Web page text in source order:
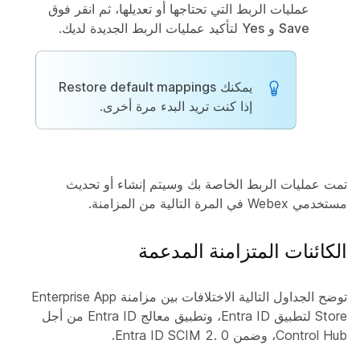
عمليات الربط التي تحتاجها أو تعديلها، ثم انقر فوق
Save و Yes لتأكيد عمليات الربط الجديدة لديك.
يمكنك Restore default mappings
إذا كنت تريد البدء مرة أخرى.
تمت عمليات الربط الخاصة بك وسيتم إنشاء أو تحديث
مستخدمي Webex في المرة التالية من المزامنة.
الكائنات المتزامنة المدعمة
توضح الجداول التالية الاختلافات بين مزامنة Enterprise App
Store لتطبيق Entra ID، وتطبيق معالج Entra ID من أجل
Control Hub، وضمن Entra ID SCIM 2. 0.